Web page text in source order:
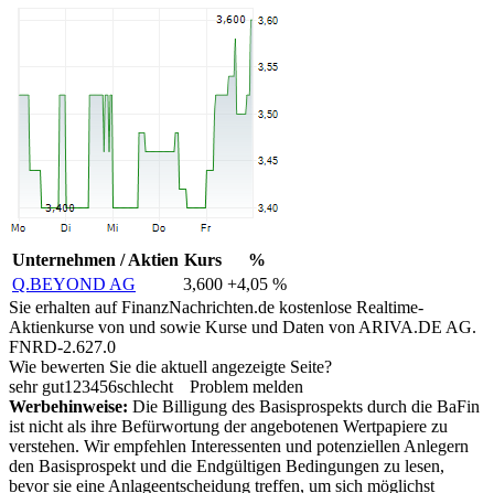
Unternehmen / Aktien Kurs
%
Q.BEYOND AG
3,600 +4,05 %
Sie erhalten auf FinanzNachrichten.de kostenlose Realtime-
Aktienkurse von und sowie Kurse und Daten von ARIVA.DE AG.
FNRD-2.627.0
Wie bewerten Sie die aktuell angezeigte Seite?
sehr gut1 23456schlecht
Problem melden
Werbehinweise: Die Billigung des Basisprospekts durch die BaFin
ist nicht als ihre Befürwortung der angebotenen Wertpapiere zu
verstehen. Wir empfehlen Interessenten und potenziellen Anlegern
den Basisprospekt und die Endgültigen Bedingungen zu lesen,
bevor sie eine Anlageentscheidung treffen, um sich möglichst